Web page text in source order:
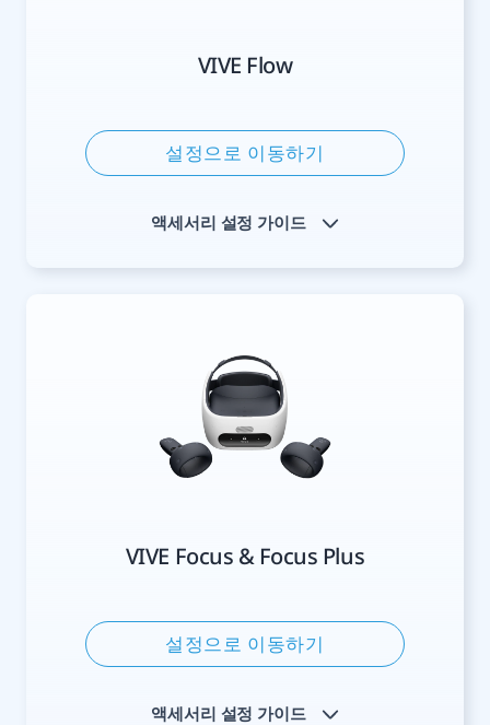
VIVE Flow
설정으로 이동하기
액세서리 설정 가이드
VIVE Focus & Focus Plus
설정으로 이동하기
액세서리 설정 가이드